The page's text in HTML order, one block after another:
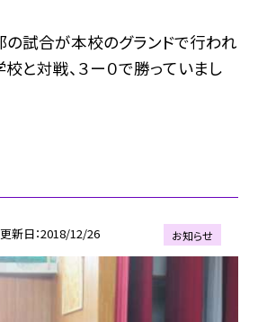
の試合が本校のグランドで行われ
と対戦、３ー０で勝っていまし
更新日 2018/12/26 お知らせ